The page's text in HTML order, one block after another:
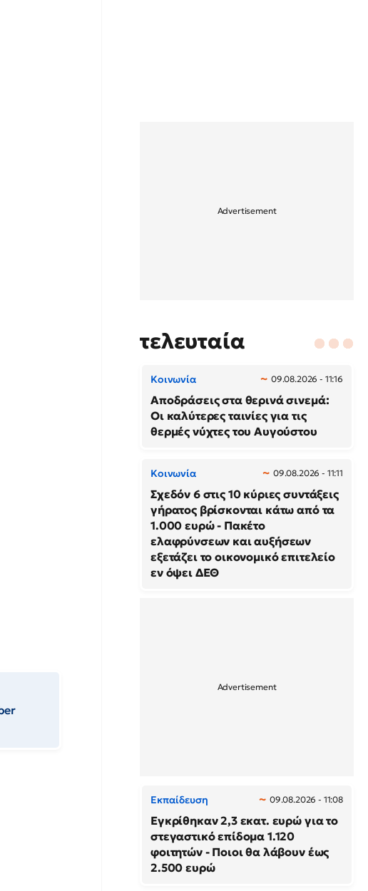
τελευταία
Κοινωνία 09.08.2026 - 11:16
Αποδράσεις στα θερινά σινεμά:
Οι καλύτερες ταινίες για τις
θερμές νύχτες του Αυγούστου
Κοινωνία 09.08.2026 - 11:11
Σχεδόν 6 στις 10 κύριες συντάξεις
γήρατος βρίσκονται κάτω από τα
1.000 ευρώ - Πακέτο
ελαφρύνσεων και αυξήσεων
εξετάζει το οικονομικό επιτελείο
εν όψει ΔΕΘ
Εκπαίδευση 09.08.2026 - 11:08
Εγκρίθηκαν 2,3 εκατ. ευρώ για το
στεγαστικό επίδομα 1.120
φοιτητών - Ποιοι θα λάβουν έως
2.500 ευρώ